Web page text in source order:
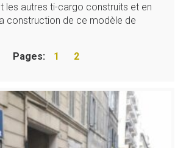
les autres ti-cargo construits et en
construction de ce modèle de
Pages:
1 2